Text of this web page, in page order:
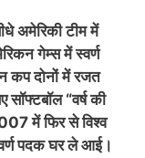
अमेरिकी टीम में
गेम्स में स्वर्ण
कप दोनों में रजत
“वर्ष की
में फिर से विश्व
पदक घर ले आई।